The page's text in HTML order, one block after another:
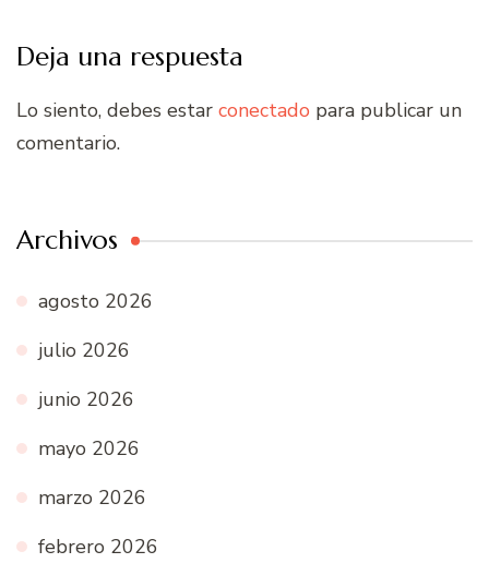
Deja una respuesta
Lo siento, debes estar conectado para publicar un
comentario.
Archivos
agosto 2026
julio 2026
junio 2026
mayo 2026
marzo 2026
febrero 2026